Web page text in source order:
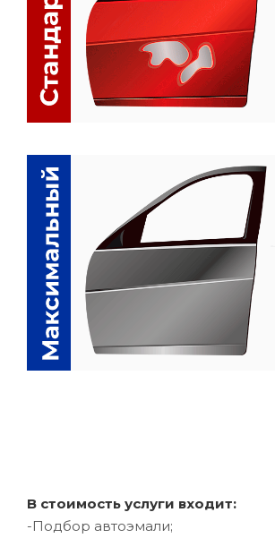
В стоимость услуги входит:
-Подбор автоэмали;